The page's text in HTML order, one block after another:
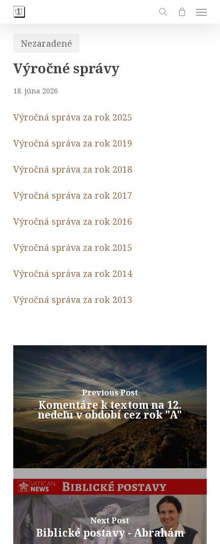
Skip
contentNezaradené
Výročné správy
18. júna 2026
Výročná správa za rok 2025
Výročná správa za rok 2019
Výročná správa za rok 2018
Výročná správa za rok 2017
Výročná správa za rok 2016
Výročná správa za rok 2015
Výročná správa za rok 2014
Výročná správa za rok 2013
Previous Post
Komentáre k textom na 12.
nedeľu v období cez rok "A"
Next Post
Biblické postavy - Abrahám